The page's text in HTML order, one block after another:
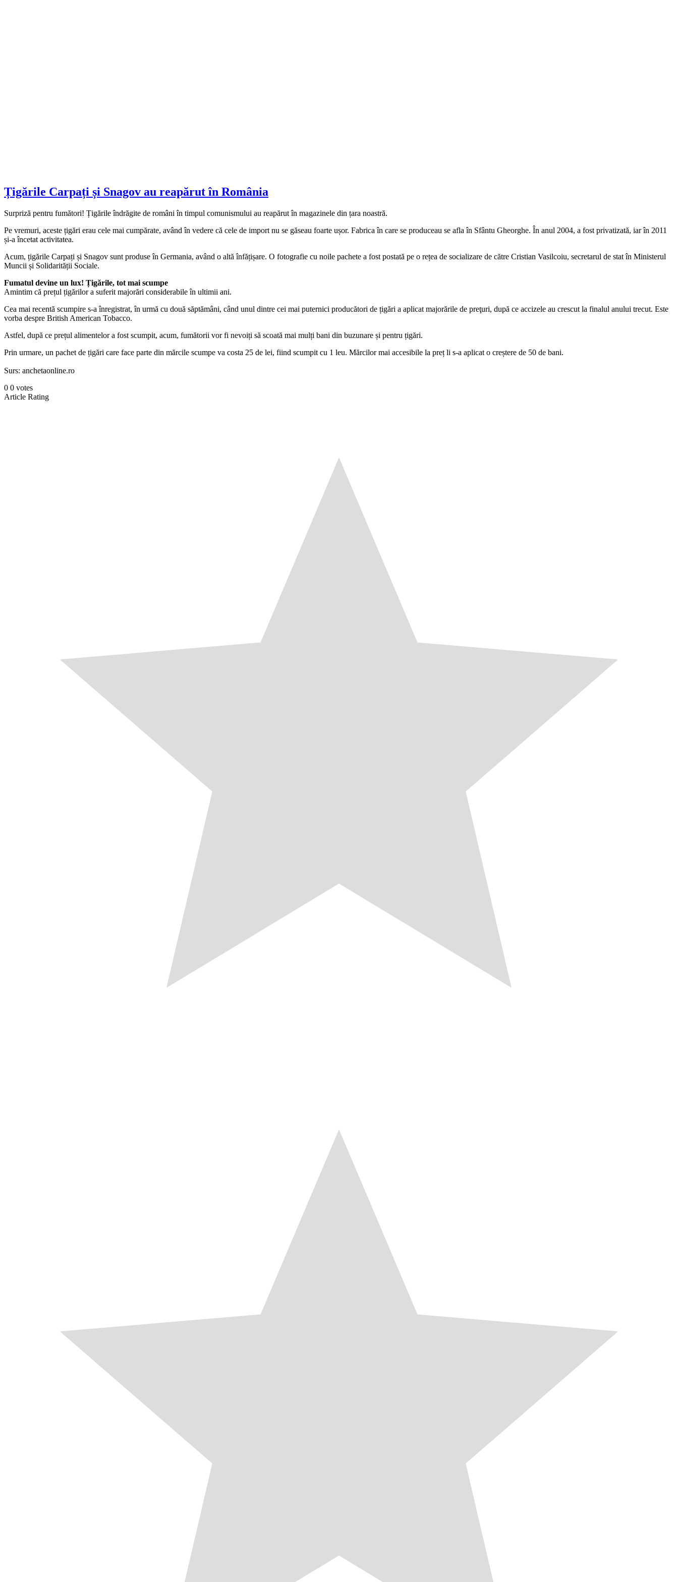
Țigările Carpați și Snagov au reapărut în România
Surpriză pentru fumători! Țigările îndrăgite de români în timpul comunismului au reapărut în magazinele din țara noastră.
Pe vremuri, aceste țigări erau cele mai cumpărate, având în vedere că cele de import nu se găseau foarte ușor. Fabrica în care se produceau se afla în Sfântu Gheorghe. În anul 2004, a fost privatizată, iar în 2011
și-a încetat activitatea.
Acum, țigările Carpați și Snagov sunt produse în Germania, având o altă înfățișare. O fotografie cu noile pachete a fost postată pe o rețea de socializare de către Cristian Vasilcoiu, secretarul de stat în Ministerul
Muncii și Solidarității Sociale.
Fumatul devine un lux! Țigările, tot mai scumpe
Amintim că prețul țigărilor a suferit majorări considerabile în ultimii ani.
Cea mai recentă scumpire s-a înregistrat, în urmă cu două săptămâni, când unul dintre cei mai puternici producători de țigări a aplicat majorările de preţuri, după ce accizele au crescut la finalul anului trecut. Este
vorba despre British American Tobacco.
Astfel, după ce prețul alimentelor a fost scumpit, acum, fumătorii vor fi nevoiți să scoată mai mulți bani din buzunare și pentru țigări.
Prin urmare, un pachet de țigări care face parte din mărcile scumpe va costa 25 de lei, fiind scumpit cu 1 leu. Mărcilor mai accesibile la preț li s-a aplicat o creștere de 50 de bani.
Surs: anchetaonline.ro
0 0 votes
Article Rating